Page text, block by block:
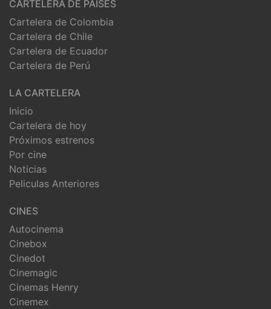
CARTELERA DE PAISES
Cartelera de Colombia
Cartelera de Chile
Cartelera de Ecuador
Cartelera de Perú
LA CARTELERA
Inicio
Cartelera de hoy
Próximos estrenos
Por cine
Noticias
Peliculas Anteriores
CINES
Autocinema
Cinebox
Cinedot
Cinemagic
Cinemas Henry
Cinemex